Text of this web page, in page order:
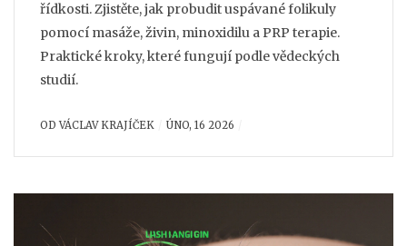
řídkosti. Zjistěte, jak probudit uspávané folikuly
pomocí masáže, živin, minoxidilu a PRP terapie.
Praktické kroky, které fungují podle vědeckých
studií.
ODVÁCLAV KRAJÍČEK ÚNO, 16 2026